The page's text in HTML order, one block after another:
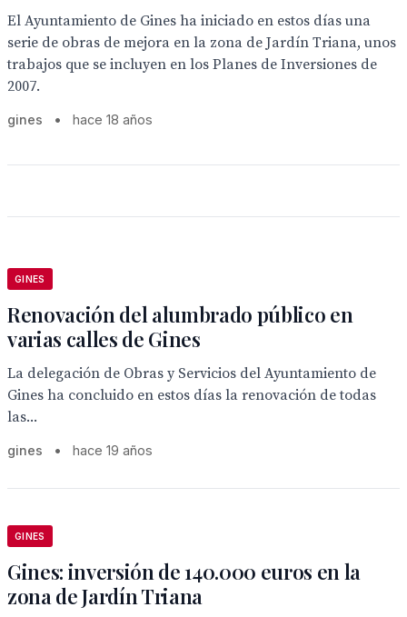
El Ayuntamiento de Gines ha iniciado en estos días una
serie de obras de mejora en la zona de Jardín Triana, unos
trabajos que se incluyen en los Planes de Inversiones de
2007.
gines • hace 18 años
GINES
Renovación del alumbrado público en
varias calles de Gines
La delegación de Obras y Servicios del Ayuntamiento de
Gines ha concluido en estos días la renovación de todas
las...
gines • hace 19 años
GINES
Gines: inversión de 140.000 euros en la
zona de Jardín Triana